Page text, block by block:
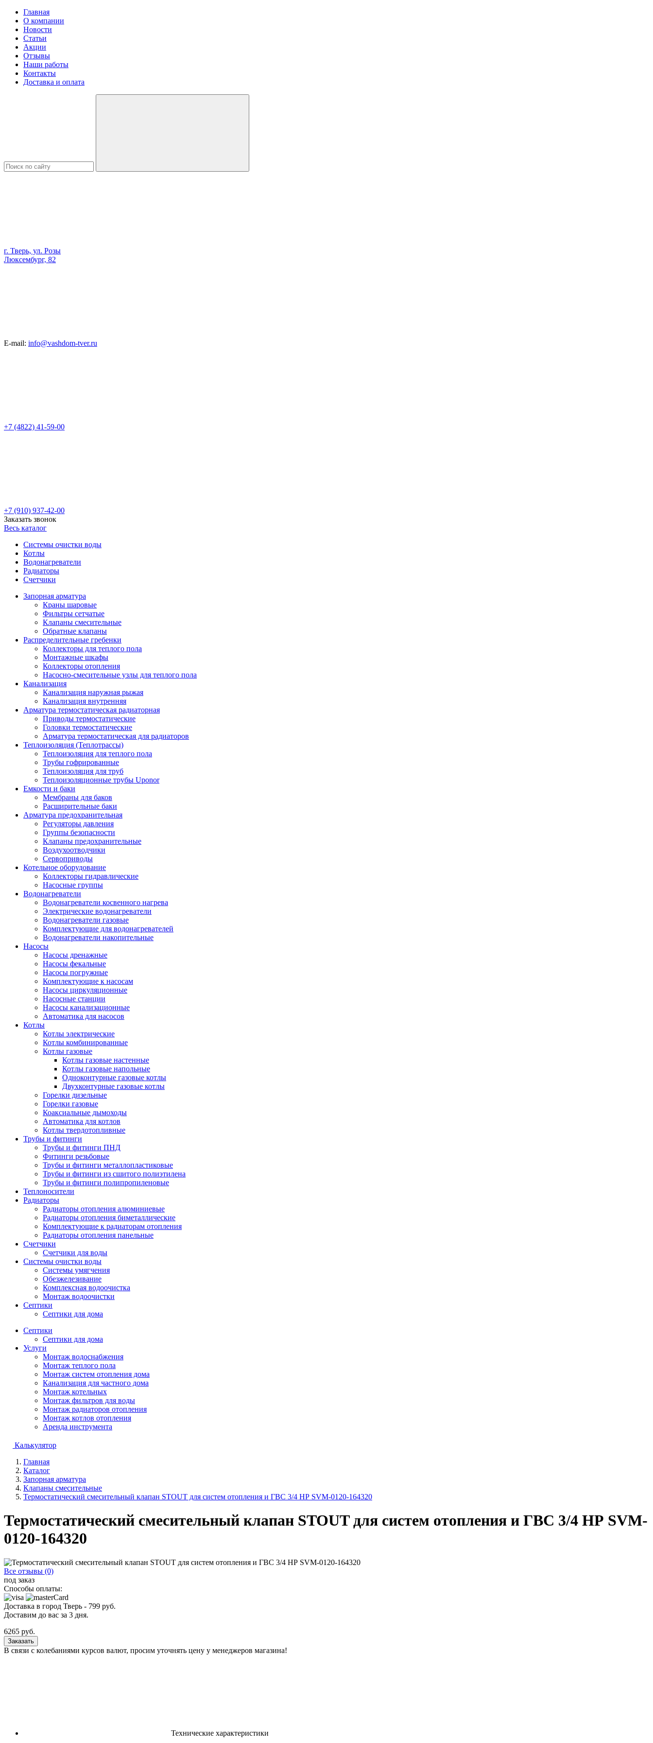
Главная
О компании
Новости
Статьи
Акции
Отзывы
Наши работы
Контакты
Доставка и оплата
г. Тверь, ул. Розы
Люксембург, 82
E-mail: info@vashdom-tver.ru
+7 (4822) 41-59-00
+7 (910) 937-42-00
Заказать звонок
Весь каталог
Системы очистки воды
Котлы
Водонагреватели
Радиаторы
Cчетчики
Запорная арматура
Краны шаровые
Фильтры сетчатые
Клапаны смесительные
Обратные клапаны
Распределительные гребенки
Коллекторы для теплого пола
Монтажные шкафы
Коллекторы отопления
Насосно-смесительные узлы для теплого пола
Канализация
Канализация наружная рыжая
Канализация внутренняя
Арматура термостатическая радиаторная
Приводы термостатические
Головки термостатические
Арматура термостатическая для радиаторов
Теплоизоляция (Теплотрассы)
Теплоизоляция для теплого пола
Трубы гофрированные
Теплоизоляция для труб
Теплоизоляционные трубы Uponor
Емкости и баки
Мембраны для баков
Расширительные баки
Арматура предохранительная
Регуляторы давления
Группы безопасности
Клапаны предохранительные
Воздухоотводчики
Сервоприводы
Котельное оборудование
Коллекторы гидравлические
Насосные группы
Водонагреватели
Водонагреватели косвенного нагрева
Электрические водонагреватели
Водонагреватели газовые
Комплектующие для водонагревателей
Водонагреватели накопительные
Насосы
Насосы дренажные
Насосы фекальные
Насосы погружные
Комплектующие к насосам
Насосы циркуляционные
Насосные станции
Насосы канализационные
Автоматика для насосов
Котлы
Котлы электрические
Котлы комбинированные
Котлы газовые
Котлы газовые настенные
Котлы газовые напольные
Одноконтурные газовые котлы
Двухконтурные газовые котлы
Горелки дизельные
Горелки газовые
Коаксиальные дымоходы
Автоматика для котлов
Котлы твердотопливные
Трубы и фитинги
Трубы и фитинги ПНД
Фитинги резьбовые
Трубы и фитинги металлопластиковые
Трубы и фитинги из сшитого полиэтилена
Трубы и фитинги полипропиленовые
Теплоносители
Радиаторы
Радиаторы отопления алюминиевые
Радиаторы отопления биметаллические
Комплектующие к радиаторам отопления
Радиаторы отопления панельные
Cчетчики
Счетчики для воды
Системы очистки воды
Системы умягчения
Обезжелезивание
Комплексная водоочистка
Монтаж водоочистки
Септики
Септики для дома
Септики
Септики для дома
Услуги
Монтаж водоснабжения
Монтаж теплого пола
Монтаж систем отопления дома
Канализация для частного дома
Монтаж котельных
Монтаж фильтров для воды
Монтаж радиаторов отопления
Монтаж котлов отопления
Аренда инструмента
Калькулятор
Главная
Каталог
Запорная арматура
Клапаны смесительные
Термостатический смесительный клапан STOUT для систем отопления и ГВС 3/4 НР SVM-0120-164320
Термостатический смесительный клапан STOUT для систем отопления и ГВС 3/4 НР SVM-
0120-164320
Все отзывы (0)
под заказ
Способы оплаты:
Доставка в город Тверь - 799 руб.
Доставим до вас за 3 дня.
6265 руб.
Заказать
В связи с колебаниями курсов валют, просим уточнять цену у менеджеров магазина!
Технические характеристики